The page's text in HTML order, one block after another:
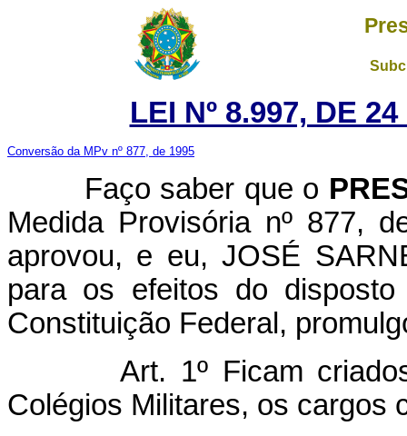
LEI Nº 8.997, DE
Conversão da MPv nº 877, de 1995
Faço saber que o
Medida Provisória nº 877,
aprovou, e eu, JOSÉ
para os efeitos do
Constituição Federal,
Art. 1º Ficam
Colégios Militares, os cargos